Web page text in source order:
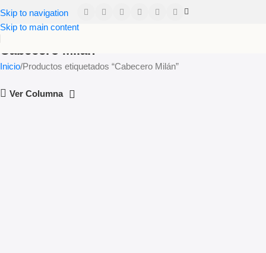
Skip to navigation
Skip to main content
Cabecero Milán
Inicio Productos etiquetados “Cabecero Milán”
Ver Columna